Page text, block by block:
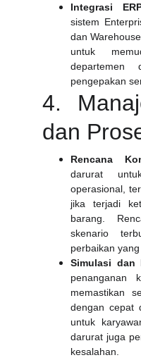
Integrasi
sistem
dan
untuk
departemen
pengepakan
4.
dan
Rencana
darurat
operasional,
jika terjadi
barang.
skenario
perbaikan yang
Simulasi dan
penanganan
memastikan
dengan cepat
untuk
darurat juga
kesalahan.